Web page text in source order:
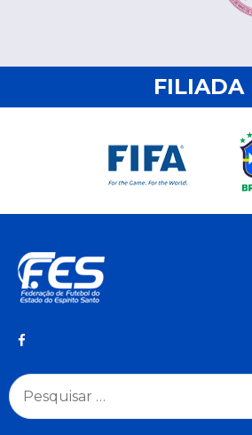
FILIADA
Pesquisar
por: